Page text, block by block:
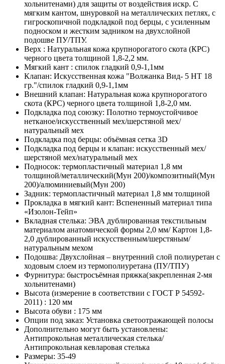
хольнитенами) для защиты от воздействия искр. С
мягким кантом, шнуровкой на металлических петлях, с
гигроскопичной подкладкой под берцы, с усиленным
подноском и жестким задником на двухслойной
подошве ПУ/ТПУ.
Верх : Натуральная кожа крупнорогатого скота (КРС)
черного цвета толщиной 1,8-2,2 мм.
Мягкий кант : спилок гладкий 0,9-1,1мм
Клапан: Искусственная кожа "Волжанка Вид- 5 НТ 18
гр."/спилок гладкий 0,9-1,1мм
Внешний клапан: Натуральная кожа крупнорогатого
скота (КРС) черного цвета толщиной 1,8-2,0 мм.
Подкладка под союзку: Полотно термоустойчивое
нетканое/искусственный мех/шерстяной мех/
натуральный мех
Подкладка под берцы: объёмная сетка 3D
Подкладка под берцы и клапан: искусственный мех/
шерстяной мех/натуральный мех
Подносок: термопластичный материал 1,8 мм
толщиной/металлический(Мун 200)/композитный(Мун
200)/алюминиевый(Мун 200)
Задник: термопластичный материал 1,8 мм толщиной
Прокладка в мягкий кант: Вспененный материал типа
«Изолон-Тейп»
Вкладная стелька: ЭВА дублированная текстильным
материалом анатомической формы 2,0 мм/ Картон 1,8-
2,0 дублированный искусственным/шерстяным/
натуральным мехом
Подошва: Двухслойная – внутренний слой полиуретан с
ходовым слоем из термополиуретана (ПУ/ТПУ)
Фурнитура: быстросъёмная пряжка(закрепленная 2-мя
хольнитенами)
Высота (измерение в соответствии с ГОСТ Р 54592-
2011) : 120 мм
Высота обуви : 175 мм
Опции под заказ: Установка светоотражающей полосы
Дополнительно могут быть установлены:
Антипрокольная металлическая стелька/
Антипрокольная кевларовая стелька
Размеры: 35-49